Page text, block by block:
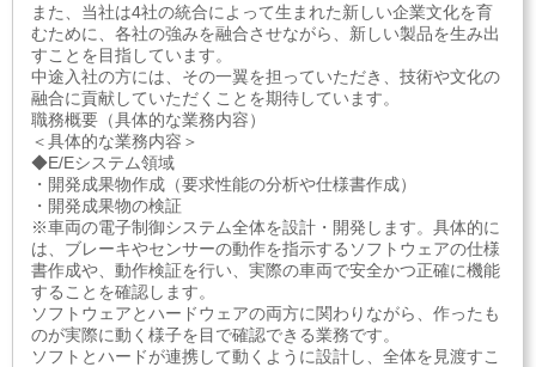
また、当社は4社の統合によって生まれた新しい企業文化を育
むために、各社の強みを融合させながら、新しい製品を生み出
すことを目指しています。
中途入社の方には、その一翼を担っていただき、技術や文化の
融合に貢献していただくことを期待しています。
職務概要（具体的な業務内容）
＜具体的な業務内容＞
◆E/Eシステム領域
・開発成果物作成（要求性能の分析や仕様書作成）
・開発成果物の検証
※車両の電子制御システム全体を設計・開発します。具体的に
は、ブレーキやセンサーの動作を指示するソフトウェアの仕様
書作成や、動作検証を行い、実際の車両で安全かつ正確に機能
することを確認します。
ソフトウェアとハードウェアの両方に関わりながら、作ったも
のが実際に動く様子を目で確認できる業務です。
ソフトとハードが連携して動くように設計し、全体を見渡すこ